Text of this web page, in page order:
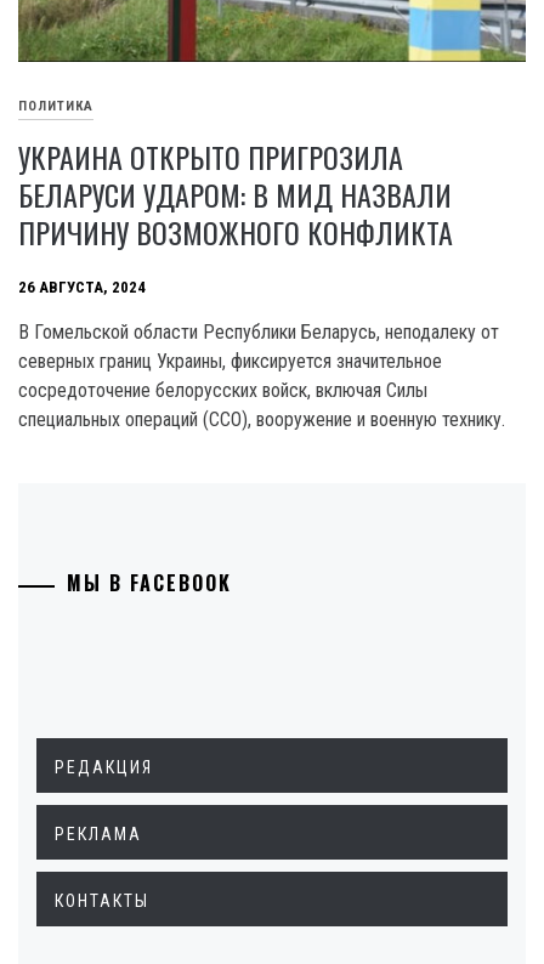
ПОЛИТИКА
УКРАИНА ОТКРЫТО ПРИГРОЗИЛА
БЕЛАРУСИ УДАРОМ: В МИД НАЗВАЛИ
ПРИЧИНУ ВОЗМОЖНОГО КОНФЛИКТА
26 АВГУСТА, 2024
В Гомельской области Республики Беларусь, неподалеку от
северных границ Украины, фиксируется значительное
сосредоточение белорусских войск, включая Силы
специальных операций (ССО), вооружение и военную технику.
МЫ В FACEBOOK
РЕДАКЦИЯ
РЕКЛАМА
КОНТАКТЫ